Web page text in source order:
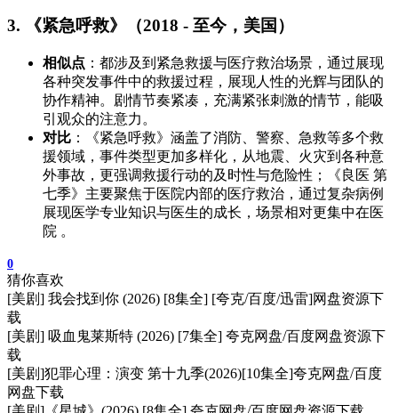
3. 《紧急呼救》（2018 - 至今，美国）
相似点 ：都涉及到紧急救援与医疗救治场景，通过展现
各种突发事件中的救援过程，展现人性的光辉与团队的
协作精神。剧情节奏紧凑，充满紧张刺激的情节，能吸
引观众的注意力。
对比 ：《紧急呼救》涵盖了消防、警察、急救等多个救
援领域，事件类型更加多样化，从地震、火灾到各种意
外事故，更强调救援行动的及时性与危险性；《良医 第
七季》主要聚焦于医院内部的医疗救治，通过复杂病例
展现医学专业知识与医生的成长，场景相对更集中在医
院 。
0
猜你喜欢
[美剧] 我会找到你 (2026) [8集全] [夸克/百度/迅雷]网盘资源下
载
[美剧] 吸血鬼莱斯特 (2026) [7集全] 夸克网盘/百度网盘资源下
载
[美剧]犯罪心理：演变 第十九季(2026)[10集全]夸克网盘/百度
网盘下载